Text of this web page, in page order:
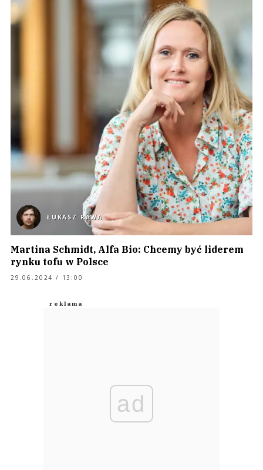
ŁUKASZ RAWA
Martina Schmidt, Alfa Bio: Chcemy być liderem
rynku tofu w Polsce
29.06.2024 / 13:00
ad